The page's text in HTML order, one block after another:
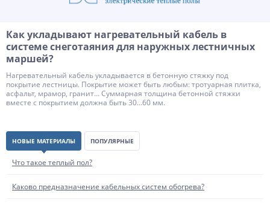
Как укладывают нагревательный кабель в
системе снеготаяния для наружных лестничных
маршей?
Нагревательный кабель укладывается в бетонную стяжку под
покрытие лестницы. Покрытие может быть любым: тротуарная плитка,
асфальт, мрамор, гранит… Суммарная толщина бетонной стяжки
вместе с покрытием должна быть 30...60 мм.
НОВЫЕ МАТЕРИАЛЫ ПОПУЛЯРНЫЕ
Что такое теплый пол?
Каково предназначение кабельных систем обогрева?